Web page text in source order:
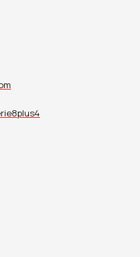
couleurs d’encre
à 100. Texte original
La Rochelle,